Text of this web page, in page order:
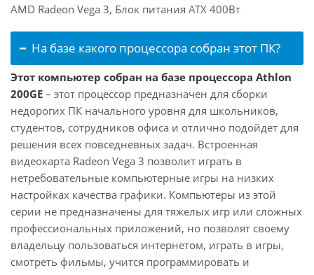
AMD Radeon Vega 3, Блок питания ATX 400Вт
На базе какого процессора собран этот ПК?
Этот компьютер собран на базе процессора Athlon
200GE – этот процессор предназначен для сборки
недорогих ПК начального уровня для школьников,
студентов, сотрудников офиса и отлично подойдет для
решения всех повседневных задач. Встроенная
видеокарта Radeon Vega 3 позволит играть в
нетребовательные компьютерные игры на низких
настройках качества графики. Компьютеры из этой
серии не предназначены для тяжелых игр или сложных
профессиональных приложений, но позволят своему
владельцу пользоваться интернетом, играть в игры,
смотреть фильмы, учится программировать и